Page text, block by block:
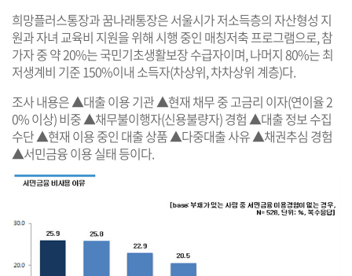
희망플러스통장과 꿈나래통장은 서울시가 저소득층의 자산형성 지
원과 자녀 교육비 지원을 위해 시행 중인 매칭저축 프로그램으로, 참
가자 중 약 20%는 국민기초생활보장 수급자이며, 나머지 80%는 최
저생계비 기준 150%이내 소득자(차상위, 차차상위 계층)다.
조사 내용은 ▲대출 이용 기관 ▲현재 채무 중 고금리 이자(연이율 2
0% 이상) 비중 ▲채무불이행자(신용불량자) 경험 ▲대출 정보 수집
수단 ▲현재 이용 중인 대출 상품 ▲다중대출 사유 ▲채권추심 경험
▲서민금융 이용 실태 등이다.